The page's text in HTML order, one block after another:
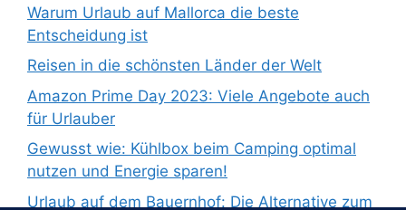
Warum Urlaub auf Mallorca die beste
Entscheidung ist
Reisen in die schönsten Länder der Welt
Amazon Prime Day 2023: Viele Angebote auch
für Urlauber
Gewusst wie: Kühlbox beim Camping optimal
nutzen und Energie sparen!
Urlaub auf dem Bauernhof: Die Alternative zum